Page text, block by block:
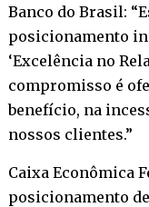
Banco do Brasil:
posicionamento
‘Excelência no
compromisso é
benefício, na
nossos clientes.”
Caixa Econômica
posicionamento